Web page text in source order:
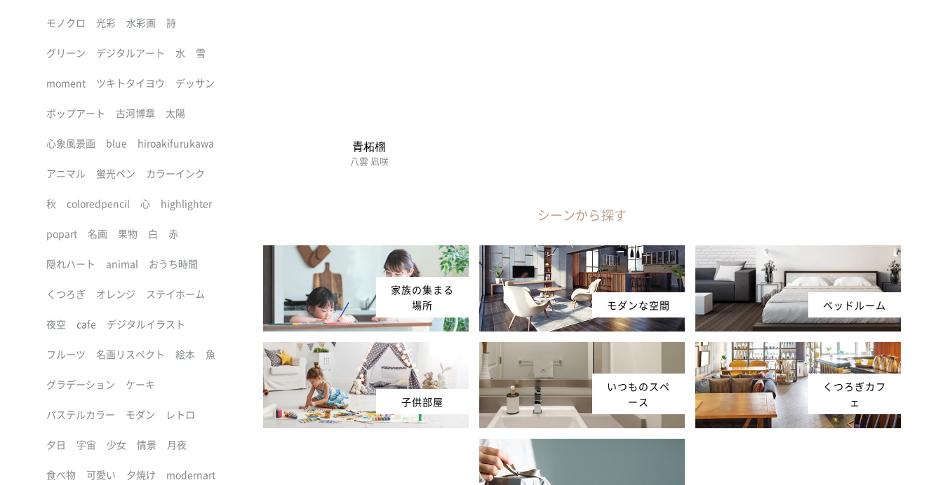
青柘榴
八雲 凪咲
シーンから探す
家族の集まる
場所
モダンな空間 ベッドルーム
子供部屋
いつものスペ
ース
くつろぎカフ
ェ
モノクロ 光彩 水彩画 詩
グリーン デジタルアート 水 雪
moment ツキトタイヨウ デッサン
ポップアート 古河博章 太陽
心象風景画 blue hiroakifurukawa
アニマル 蛍光ペン カラーインク
秋 coloredpencil 心 highlighter
popart 名画 果物 白 赤
隠れハート animal おうち時間
くつろぎ オレンジ ステイホーム
夜空 cafe デジタルイラスト
フルーツ 名画リスペクト 絵本 魚
グラデーション ケーキ
パステルカラー モダン レトロ
夕日 宇宙 少女 情景 月夜
食べ物 可愛い 夕焼け modernart